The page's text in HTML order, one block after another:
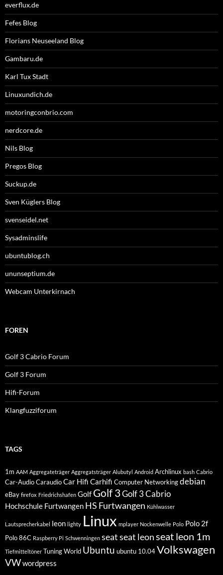
everflux.de
Fefes Blog
Florians Neuseeland Blog
Gambaru.de
Karl Tux Stadt
Linuxundich.de
motoringconbrio.com
nerdcore.de
Nils Blog
Pregos Blog
Suckup.de
Sven Küglers Blog
svenseidel.net
Sysadminslife
ubuntublog.ch
ununseptium.de
Webcam Unterkirnach
FOREN
Golf 3 Cabrio Forum
Golf 3 Forum
Hifi-Forum
Klangfuzziforum
TAGS
1m AAM Aggregateträger Aggregatsträger Alubutyl Android Archlinux bash Cabrio
Car-AudioCaraudioCar Hifi Carhifi Computer Networkingdebian
eBay firefox Friedrichshafen Golf Golf 3Golf 3 Cabrio
Hochschule Furtwangen HS Furtwangen Kühlwasser
Lautsprecherkabel leon lighty Linux mplayer Nockenwelle Polo Polo 2f
Polo 86C Raspberry Pi Schwenningen seatseat leonseat leon 1m
Tiefmitteltöner Tuning World Ubuntu ubuntu 10.04Volkswagen
VWwordpress